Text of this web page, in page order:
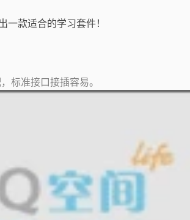
一款适合的学习套件！
标准接口接插容易。